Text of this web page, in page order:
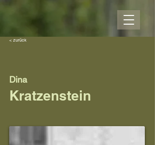
< zurück
Dina
Kratzenstein